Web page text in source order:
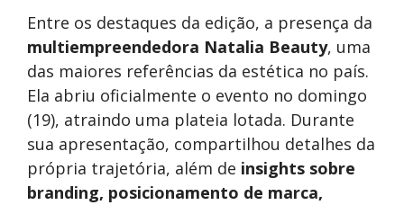
Entre os destaques da edição, a presença da
multiempreendedora Natalia Beauty, uma
das maiores referências da estética no país.
Ela abriu oficialmente o evento no domingo
(19), atraindo uma plateia lotada. Durante
sua apresentação, compartilhou detalhes da
própria trajetória, além de insights sobre
branding, posicionamento de marca,